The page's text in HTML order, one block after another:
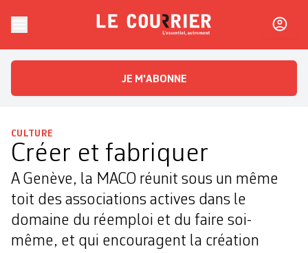
Le CourrierL'essentiel, autrement
JE M'ABONNE
CULTURE
Créer et fabriquer
A Genève, la MACO réunit sous un même
toit des associations actives dans le
domaine du réemploi et du faire soi-
même, et qui encouragent la création